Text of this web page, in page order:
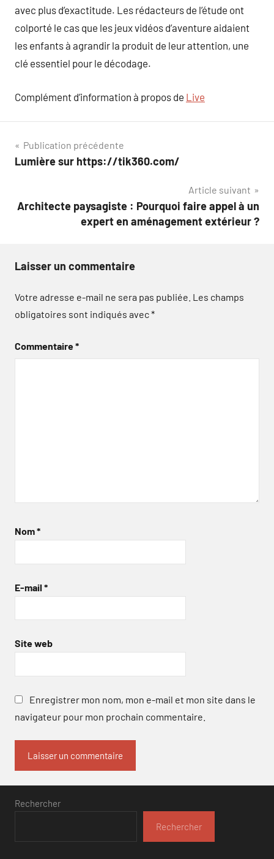
avec plus d’exactitude. Les rédacteurs de l’étude ont
colporté le cas que les jeux vidéos d’aventure aidaient
les enfants à agrandir la produit de leur attention, une
clé essentiel pour le décodage.
Complément d’information à propos de Live
Navigation
de
Publication précédente
Lumière sur https://tik360.com/
Article suivant
Architecte paysagiste : Pourquoi faire appel à un
expert en aménagement extérieur ?
Laisser un commentaire
Votre adresse e-mail ne sera pas publiée. Les champs
obligatoires sont indiqués avec*
Commentaire*
Nom*
E-mail *
Site web
Enregistrer mon nom, mon e-mail et mon site dans le
navigateur pour mon prochain commentaire.
Rechercher
Rechercher